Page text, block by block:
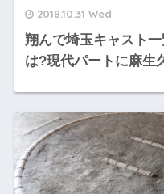
2018.10.31 Wed
翔んで埼玉キャスト
は?現代パートに麻生